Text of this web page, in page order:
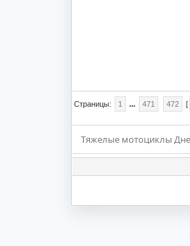
Страницы: 1 ... 471 472 [
Тяжелые мотоциклы